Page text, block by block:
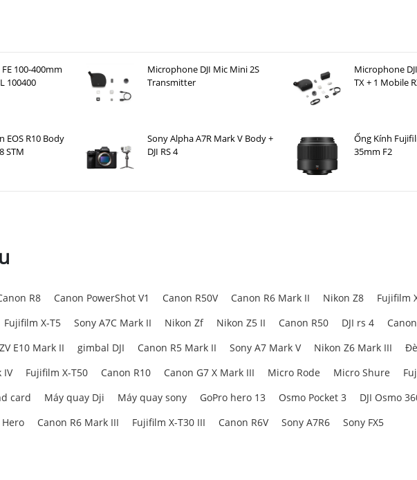
100-400mm
100400
Microphone DJI Mic Mini 2S
Transmitter
Microphone
TX + 1 Mobile
EOS R10 Body
STM
Sony Alpha A7R Mark V Body +
DJI RS 4
Ống Kính
35mm F2
R8 Canon PowerShot V1 Canon R50V Canon R6 Mark II Nikon Z8 Fujifilm
Fujifilm X-T5 Sony A7C Mark II Nikon Zf Nikon Z5 II Canon R50 DJI rs 4
E10 Mark II gimbal DJI Canon R5 Mark II Sony A7 Mark V Nikon Z6 Mark III
IV Fujifilm X-T50 Canon R10 Canon G7 X Mark III Micro Rode Micro Shure
card Máy quay Dji Máy quay sony GoPro hero 13 Osmo Pocket 3 DJI Osmo
Hero Canon R6 Mark III Fujifilm X-T30 III Canon R6V Sony A7R6 Sony FX5